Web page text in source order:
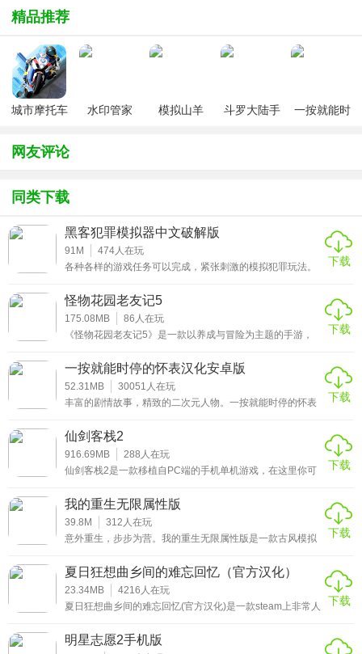
年，帮助他们去经营爷爷交付的乡村牧场!
精品推荐
城市摩托车
水印管家
模拟山羊
斗罗大陆手
一按就能时
网友评论
同类下载
黑客犯罪模拟器中文破解版
91M 474人在玩
各种各样的游戏任务可以完成，紧张刺激的模拟犯罪玩法。
戏，在伦敦这个城市里，玩家可以成为一名违法的罪犯，可
以去偷车，抢子弹，抢钱等等，完成许多游戏角色，也可以
与敌人开战，体验战斗的乐趣。感兴趣的小伙伴赶紧来下载
这款黑客犯罪模拟器最新汉化破解版游戏体验吧。
下载
怪物花园老友记5
175.08MB 86 人在玩
《怪物花园老友记5》是一款以养成与冒险为主题的手游，
法可以让玩家去自由地体验，可以在游戏中去感受更加轻松
的游戏氛围，并且在游戏中还可以去获得更多的金币来解锁
更多的道具，通过解锁来更好地帮助自己去通过游戏挑战，
也可以在游戏中获得更多的金币。
下载
一按就能时停的怀表汉化安卓版
52.31MB 30051 人在玩
丰富的剧情故事，精致的二次元人物。一按就能时停的怀表
的剧情和故事，开发多种内容。当按钮打开时，时间停止。
这只怀表非常神奇。时间停止的时候你可以做各种事情。很
多角色都可以选择，直接选择自己喜欢的类型的角色去遇到
一个浪漫的爱情故事。感兴趣的小伙伴赶紧来下载这款一按
下载
仙剑客栈2
916.69MB 288 人在玩
仙剑客栈2是一款移植自PC端的手机单机游戏，在这里你可
余杭村的一家小小客栈里，每天为柴米油盐的事情烦恼。在
经营忙碌之余，还能谈谈恋爱，踏青郊游，十分享受!
下载
我的重生无限属性版
39.8M 312 人在玩
意外重生，步步为营。我的重生无限属性版是一款古风模拟
应现状才能生存和成长好。玩家可以想办法回来或者继续过
现在的生活。由于有文采、情商、力量、勇气等诸多不同属
性，玩家可以选择文人、武人等不同的发展方向，注意提升
相应的属性。感兴趣的小伙伴赶紧来下载这款我的重生无限
下载
夏日狂想曲乡间的难忘回忆（官方汉化）
23.34MB 4216 人在玩
夏日狂想曲乡间的难忘回忆(官方汉化)是一款steam上非常人
富的玩法。通过各种途径来提高可爱小姐姐们对你的好感
度。除此之外，还有大量性感的动态立绘等你来领取哟!喜欢
下载
明星志愿2手机版